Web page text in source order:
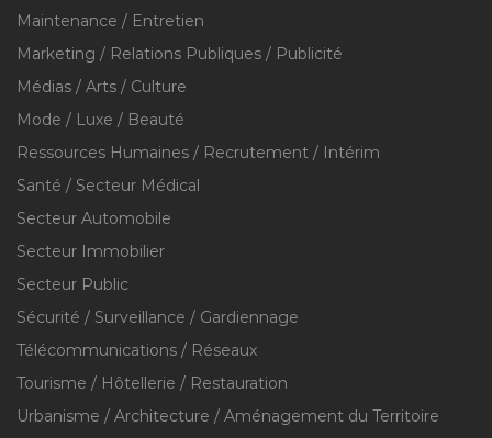
Maintenance / Entretien
Marketing / Relations Publiques / Publicité
Médias / Arts / Culture
Mode / Luxe / Beauté
Ressources Humaines / Recrutement / Intérim
Santé / Secteur Médical
Secteur Automobile
Secteur Immobilier
Secteur Public
Sécurité / Surveillance / Gardiennage
Télécommunications / Réseaux
Tourisme / Hôtellerie / Restauration
Urbanisme / Architecture / Aménagement du Territoire